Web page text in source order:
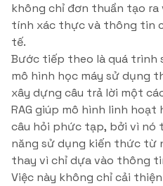
không chỉ đơn thuần tạo ra
tính xác thực và thông tin
tế.
Bước tiếp theo là quá trình
mô hình học máy sử dụng
xây dựng câu trả lời một
RAG giúp mô hình linh
câu hỏi phức tạp, bởi vì nó
năng sử dụng kiến thức từ
thay vì chỉ dựa vào thông
Việc này không chỉ cải